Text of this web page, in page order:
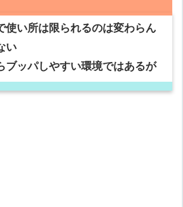
使い所は限られるのは変わらん
い
ブッパしやすい環境ではあるが